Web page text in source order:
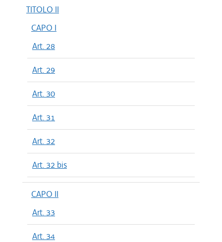
TITOLO II
CAPO I
Art. 28
Art. 29
Art. 30
Art. 31
Art. 32
Art. 32 bis
CAPO II
Art. 33
Art. 34